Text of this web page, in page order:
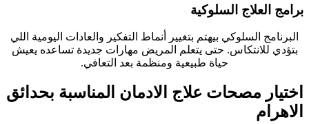
برامج العلاج السلوكية
البرنامج السلوكي بيهتم بتغيير أنماط التفكير والعادات اليومية اللي
بتؤدي للانتكاس. حتى يتعلم المريض مهارات جديدة تساعده يعيش
حياة طبيعية ومنظمة بعد التعافي.
اختيار مصحات علاج الادمان المناسبة بحدائق
الاهرام